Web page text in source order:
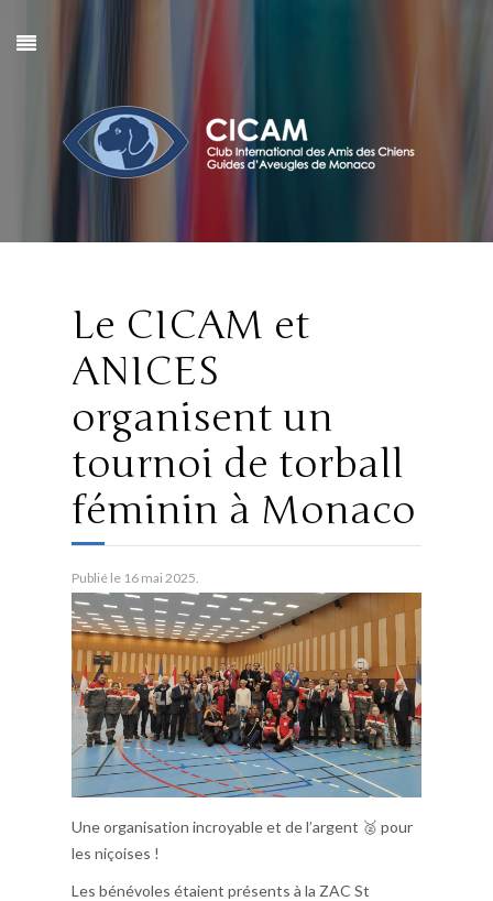
Le CICAM et
ANICES
organisent un
tournoi de torball
féminin à Monaco
Publié le 16 mai 2025.
Une organisation incroyable et de l’argent 🥈 pour
les niçoises !
Les bénévoles étaient présents à la ZAC St